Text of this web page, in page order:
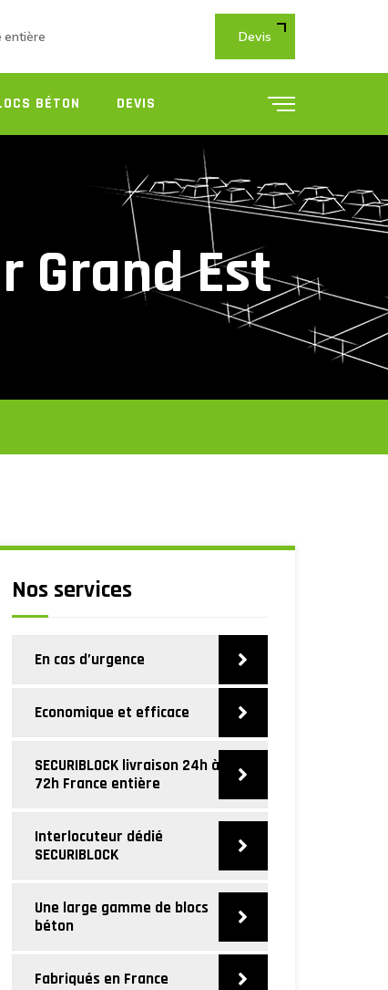
entière Devis
BÉTON DEVIS
Grand Est
Nos services
En cas d’urgence
Economique et efficace
SECURIBLOCK livraison 24h à
72h France entière
Interlocuteur dédié
SECURIBLOCK
Une large gamme de blocs
béton
Fabriqués en France